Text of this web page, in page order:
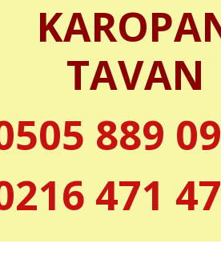
TAVAN
889
471